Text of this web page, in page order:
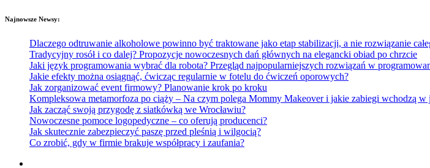
Najnowsze Newsy:
Dlaczego odtruwanie alkoholowe powinno być traktowane jako etap stabilizacji, a nie rozwiązanie
Tradycyjny rosół i co dalej? Propozycje nowoczesnych dań głównych na elegancki obiad po chrzcie
Jaki język programowania wybrać dla robota? Przegląd najpopularniejszych rozwiązań w
Jakie efekty można osiągnąć, ćwicząc regularnie w fotelu do ćwiczeń oporowych?
Jak zorganizować event firmowy? Planowanie krok po kroku
Kompleksowa metamorfoza po ciąży – Na czym polega Mommy Makeover i jakie zabiegi wchodzą w
Jak zacząć swoją przygodę z siatkówką we Wrocławiu?
Nowoczesne pomoce logopedyczne – co oferują producenci?
Jak skutecznie zabezpieczyć paszę przed pleśnią i wilgocią?
Co zrobić, gdy w firmie brakuje współpracy i zaufania?